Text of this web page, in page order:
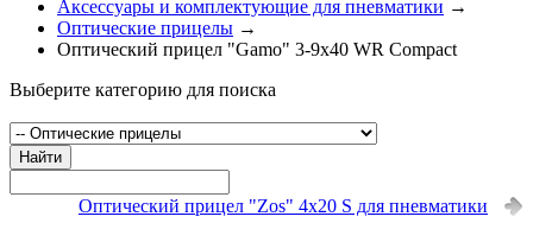
Аксессуары и комплектующие для пневматики →
Оптические прицелы →
Оптический прицел "Gamo" 3-9x40 WR Compact
Выберите категорию для поиска
Найти
Оптический прицел "Zos" 4x20 S для пневматики